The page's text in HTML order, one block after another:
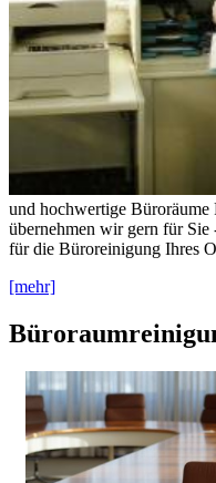
und hochwertige
übernehmen wir gern für Sie
für die Büroreinigung Ihres
[mehr]